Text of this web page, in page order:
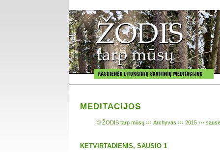
MEDITACIJOS
© ŽODIS tarp mūsų ››› Archyvas ››› 2015 ›››
KETVIRTADIENIS, SAUSIO 1